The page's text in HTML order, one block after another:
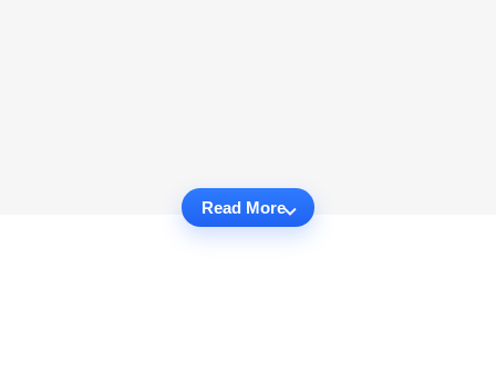
Read More